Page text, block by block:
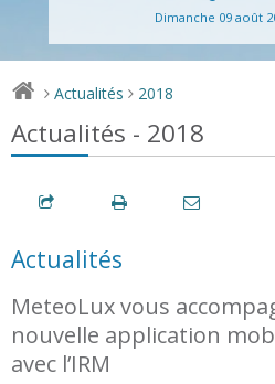
Dimanche 09 août
> Actualités > 2018
Actualités - 2018
Actualités
MeteoLux vous
nouvelle application
avec l’IRM